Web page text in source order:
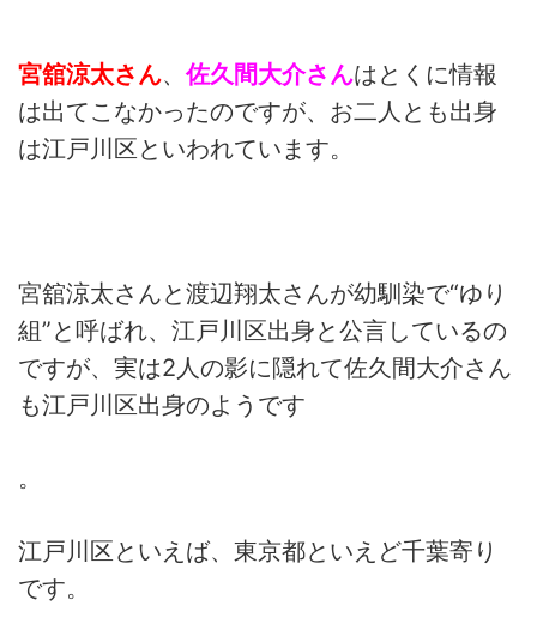
宮舘涼太さん、佐久間大介さんはとくに情報
は出てこなかったのですが、お二人とも出身
は江戸川区といわれています。
宮舘涼太さんと渡辺翔太さんが幼馴染で“ゆり
組”と呼ばれ、江戸川区出身と公言しているの
ですが、実は2人の影に隠れて佐久間大介さん
も江戸川区出身のようです
。
江戸川区といえば、東京都といえど千葉寄り
です。